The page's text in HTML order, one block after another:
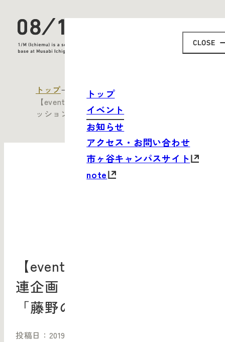
トップ
イベント
お知らせ
アクセス・お問い合わせ
市ヶ谷キャンパスサイト
note
トップ
すべてのイベント
【event】企(たくらみ)展 関連企画：トークセ
ッション「藤野の地域デザイン」
【event】企(たくらみ)展 関
連企画：トークセッション
「藤野の地域デザイン」
投稿日：2019/07/23（火）